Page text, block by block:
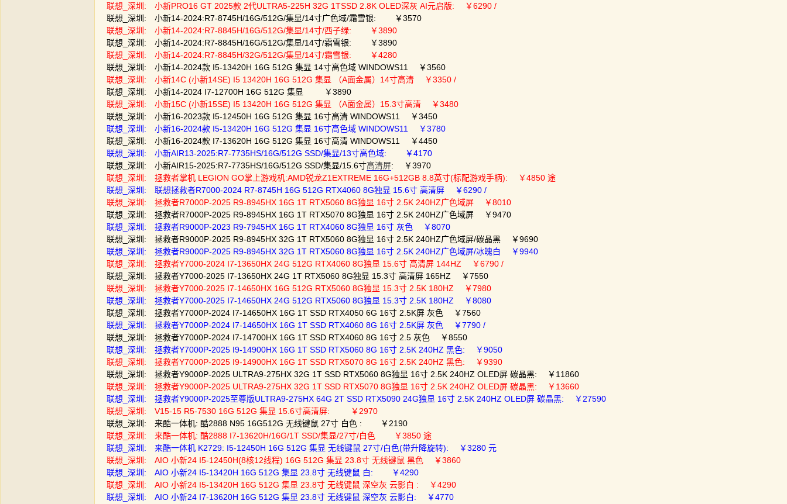
联想_深圳: 小新PRO16 GT 2025款 2代ULTRA5-225H 32G 1TSSD 2.8K OLED深灰 AI元启版: ￥6290 /
联想_深圳: 小新14-2024:R7-8745H/16G/512G/集显/14寸广色域/霜雪银: ￥3570
联想_深圳: 小新14-2024:R7-8845H/16G/512G/集显/14寸/西子绿: ￥3890
联想_深圳: 小新14-2024:R7-8845H/16G/512G/集显/14寸/霜雪银: ￥3890
联想_深圳: 小新14-2024:R7-8845H/32G/512G/集显/14寸/霜雪银: ￥4280
联想_深圳: 小新14-2024款 I5-13420H 16G 512G 集显 14寸高色域 WINDOWS11 ￥3560
联想_深圳: 小新14C (小新14SE) I5 13420H 16G 512G 集显 （A面金属）14寸高清 ￥3350 /
联想_深圳: 小新14-2024 I7-12700H 16G 512G 集显 ￥3890
联想_深圳: 小新15C (小新15SE) I5 13420H 16G 512G 集显 （A面金属）15.3寸高清 ￥3480
联想_深圳: 小新16-2023款 I5-12450H 16G 512G 集显 16寸高清 WINDOWS11 ￥3450
联想_深圳: 小新16-2024款 I5-13420H 16G 512G 集显 16寸高色域 WINDOWS11 ￥3780
联想_深圳: 小新16-2024款 I7-13620H 16G 512G 集显 16寸高清 WINDOWS11 ￥4450
联想_深圳: 小新AIR13-2025:R7-7735HS/16G/512G SSD/集显/13寸高色域: ￥4170
联想_深圳: 小新AIR15-2025:R7-7735HS/16G/512G SSD/集显/15.6寸高清屏: ￥3970
联想_深圳: 拯救者掌机 LEGION GO掌上游戏机:AMD锐龙Z1EXTREME 16G+512GB 8.8英寸(标配游戏手柄): ￥4850 途
联想_深圳: 联想拯救者R7000-2024 R7-8745H 16G 512G RTX4060 8G独显 15.6寸 高清屏 ￥6290 /
联想_深圳: 拯救者R7000P-2025 R9-8945HX 16G 1T RTX5060 8G独显 16寸 2.5K 240HZ广色域屏 ￥8010
联想_深圳: 拯救者R7000P-2025 R9-8945HX 16G 1T RTX5070 8G独显 16寸 2.5K 240HZ广色域屏 ￥9470
联想_深圳: 拯救者R9000P-2023 R9-7945HX 16G 1T RTX4060 8G独显 16寸 灰色 ￥8070
联想_深圳: 拯救者R9000P-2025 R9-8945HX 32G 1T RTX5060 8G独显 16寸 2.5K 240HZ广色域屏/碳晶黑 ￥9690
联想_深圳: 拯救者R9000P-2025 R9-8945HX 32G 1T RTX5060 8G独显 16寸 2.5K 240HZ广色域屏/冰魄白 ￥9940
联想_深圳: 拯救者Y7000-2024 I7-13650HX 24G 512G RTX4060 8G独显 15.6寸 高清屏 144HZ ￥6790 /
联想_深圳: 拯救者Y7000-2025 I7-13650HX 24G 1T RTX5060 8G独显 15.3寸 高清屏 165HZ ￥7550
联想_深圳: 拯救者Y7000-2025 I7-14650HX 16G 512G RTX5060 8G独显 15.3寸 2.5K 180HZ ￥7980
联想_深圳: 拯救者Y7000-2025 I7-14650HX 24G 512G RTX5060 8G独显 15.3寸 2.5K 180HZ ￥8080
联想_深圳: 拯救者Y7000P-2024 I7-14650HX 16G 1T SSD RTX4050 6G 16寸 2.5K屏 灰色 ￥7560
联想_深圳: 拯救者Y7000P-2024 I7-14650HX 16G 1T SSD RTX4060 8G 16寸 2.5K屏 灰色 ￥7790 /
联想_深圳: 拯救者Y7000P-2024 I7-14700HX 16G 1T SSD RTX4060 8G 16寸 2.5 灰色 ￥8550
联想_深圳: 拯救者Y7000P-2025 I9-14900HX 16G 1T SSD RTX5060 8G 16寸 2.5K 240HZ 黑色: ￥9050
联想_深圳: 拯救者Y7000P-2025 I9-14900HX 16G 1T SSD RTX5070 8G 16寸 2.5K 240HZ 黑色: ￥9390
联想_深圳: 拯救者Y9000P-2025 ULTRA9-275HX 32G 1T SSD RTX5060 8G独显 16寸 2.5K 240HZ OLED屏 碳晶黑: ￥11860
联想_深圳: 拯救者Y9000P-2025 ULTRA9-275HX 32G 1T SSD RTX5070 8G独显 16寸 2.5K 240HZ OLED屏 碳晶黑: ￥13660
联想_深圳: 拯救者Y9000P-2025至尊版ULTRA9-275HX 64G 2T SSD RTX5090 24G独显 16寸 2.5K 240HZ OLED屏 碳晶黑: ￥27590
联想_深圳: V15-15 R5-7530 16G 512G 集显 15.6寸高清屏: ￥2970
联想_深圳: 来酷一体机: 酷2888 N95 16G512G 无线键鼠 27寸 白色 : ￥2190
联想_深圳: 来酷一体机: 酷2888 I7-13620H/16G/1T SSD/集显/27寸/白色 ￥3850 途
联想_深圳: 来酷一体机 K2729: I5-12450H 16G 512G 集显 无线键鼠 27寸/白色(带升降旋转): ￥3280 元
联想_深圳: AIO 小新24 I5-12450H(8核12线程) 16G 512G 集显 23.8寸 无线键鼠 黑色 ￥3860
联想_深圳: AIO 小新24 I5-13420H 16G 512G 集显 23.8寸 无线键鼠 白: ￥4290
联想_深圳: AIO 小新24 I5-13420H 16G 512G 集显 23.8寸 无线键鼠 深空灰 云影白 : ￥4290
联想_深圳: AIO 小新24 I7-13620H 16G 512G 集显 23.8寸 无线键鼠 深空灰 云影白: ￥4770